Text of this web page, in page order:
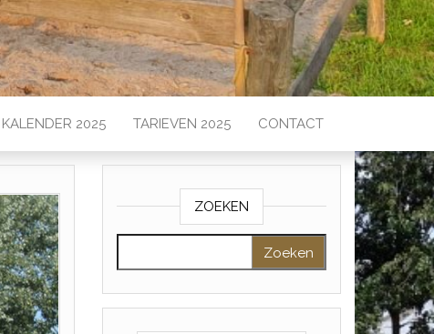
KALENDER 2025 TARIEVEN 2025 CONTACT
ZOEKEN